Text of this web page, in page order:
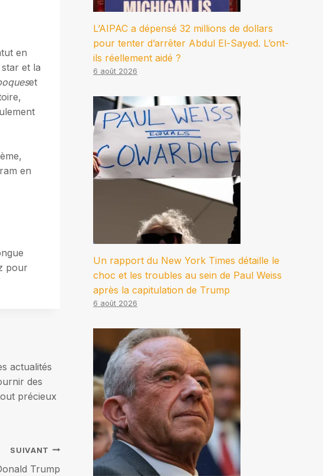
en
et la
et
en
pour
actualités
des
précieux
SUIVANT
Trump
L’AIPAC a dépensé 32 millions de dollars
pour tenter d’arrêter Abdul El-Sayed. L’ont-
ils réellement aidé ?
6 août 2026
Un rapport du New York Times détaille le
choc et les troubles au sein de Paul Weiss
après la capitulation de Trump
6 août 2026